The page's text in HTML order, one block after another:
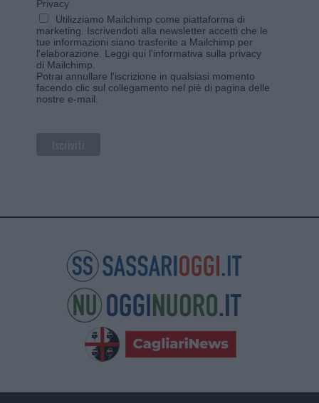
Privacy
Utilizziamo Mailchimp come piattaforma di
marketing. Iscrivendoti alla newsletter accetti che le
tue informazioni siano trasferite a Mailchimp per
l'elaborazione. Leggi qui l'informativa sulla privacy
di Mailchimp
Potrai annullare l'iscrizione in qualsiasi momento
facendo clic sul collegamento nel piè di pagina delle
nostre e-mail.